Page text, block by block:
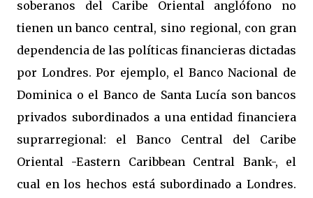
soberanos del Caribe Oriental anglófono no
tienen un banco central, sino regional, con gran
dependencia de las políticas financieras dictadas
por Londres. Por ejemplo, el Banco Nacional de
Dominica o el Banco de Santa Lucía son bancos
privados subordinados a una entidad financiera
suprarregional: el Banco Central del Caribe
Oriental -Eastern Caribbean Central Bank-, el
cual en los hechos está subordinado a Londres.